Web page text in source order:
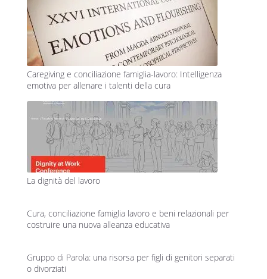
Caregiving e conciliazione famiglia-lavoro: Intelligenza
emotiva per allenare i talenti della cura
La dignità del lavoro
Cura, conciliazione famiglia lavoro e beni relazionali per
costruire una nuova alleanza educativa
Gruppo di Parola: una risorsa per figli di genitori separati
o divorziati